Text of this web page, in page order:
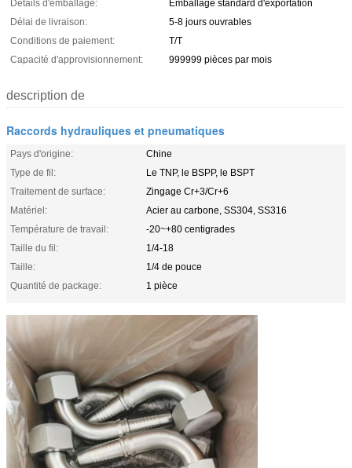
Détails d'emballage:
Emballage standard d'exportation
Délai de livraison:
5-8 jours ouvrables
Conditions de paiement:
T/T
Capacité d'approvisionnement:
999999 pièces par mois
description de
Raccords hydrauliques et pneumatiques
Pays d'origine:
Chine
Type de fil:
Le TNP, le BSPP, le BSPT
Traitement de surface:
Zingage Cr+3/Cr+6
Matériel:
Acier au carbone, SS304, SS316
Température de travail:
-20~+80 centigrades
Taille du fil:
1/4-18
Taille:
1/4 de pouce
Quantité de package:
1 pièce